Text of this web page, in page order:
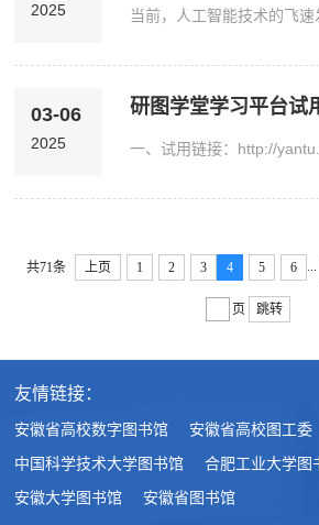
2025
03-06
2025
研图学堂学习平台试
共71条 上页 1 2 3 4 5 6
页 跳转
友情链接：
安徽省高校数字图书馆
安徽省高校图工委
中国科学技术大学图书馆
合肥工业大学图
安徽大学图书馆
安徽省图书馆